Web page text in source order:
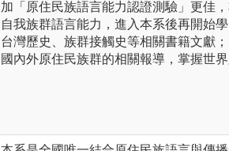
加「原住民族語言能力認證測驗」更佳
自我族群語言能力，進入本系後再開始
台灣歷史、族群接觸史等相關書籍文獻
國內外原住民族群的相關報導，掌握世界